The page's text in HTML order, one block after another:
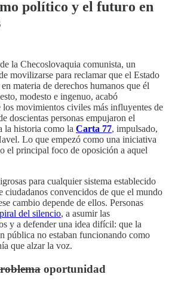
político y el futuro en
la Checoslovaquia comunista, un
movilizarse para reclamar que el Estado
materia de derechos humanos que él
modesto e ingenuo, acabó
movimientos civiles más influyentes de
doscientas personas empujaron el
la historia como la Carta 77, impulsado,
Lo que empezó como una iniciativa
el principal foco de oposición a aquel
para cualquier sistema establecido
ciudadanos convencidos de que el mundo
cambio depende de ellos. Personas
del silencio, a asumir las
y a defender una idea difícil: que la
pública no estaban funcionando como
que alzar la voz.
oportunidad